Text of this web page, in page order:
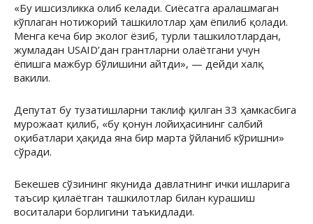
«Бу ишсизликка олиб келади. Сиёсатга аралашмаган
кўплаган нотижорий ташкилотлар ҳам ёпилиб қолади.
Менга кеча бир эколог ёзиб, турли ташкилотлардан,
жумладан USAID’дан грантларни олаётгани учун
ёпишга мажбур бўлишини айтди», — дейди халқ
вакили.
Депутат бу тузатишларни таклиф қилган 33 ҳамкасбига
мурожаат қилиб, «бу қонун лойиҳасининг салбий
оқибатлари ҳақида яна бир марта ўйланиб кўришни»
сўради.
Бекешев сўзининг якунида давлатнинг ички ишларига
таъсир қилаётган ташкилотлар билан курашиш
воситалари борлигини таъкидлади.